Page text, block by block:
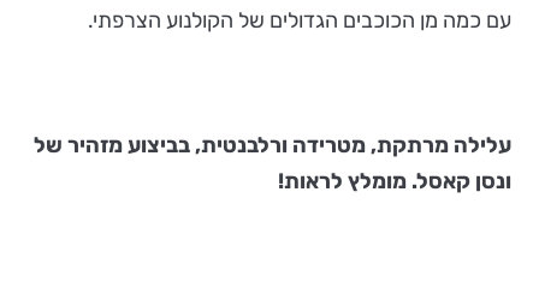
עם כמה מן הכוכבים הגדולים של הקולנוע הצרפתי.
עלילה מרתקת, מטרידה ורלבנטית, בביצוע מזהיר של
ונסן קאסל. מומלץ לראות!